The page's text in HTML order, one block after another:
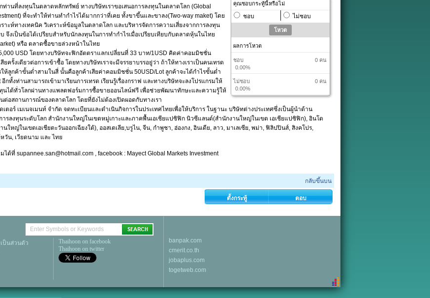
คุณชอบกระทู้นี้หรือไม่
ชอบ ไม่ชอบ
ผลการโหวต
ชอบ
0.00%
0 คน
ไม่ชอบ
0.00%
0 คน
ท่านที่ลงทุนในตลาดหลักทรัพย์ ทางบริษัทเราขอเสนอการลงทุนในตลาดโลก (Global
ที่จะทำให้ท่านทำกำไรได้มากกว่าที่เคย ทั้งขาขึ้นและขาลง(Two-way maket) โดย
ราะห์ทางเทคนิค วิเคราะห์ข้อมูลในตลาดโลก และบริหารจัดการความเสี่ยงจากการลงทุน
บ จึงเป็นข้อได้เปรียบสำหรับนักลงทุนในการทำกำไรเมื่อเปรียบเทียบกับตลาดหุ้นในไทย
หรือ ตลาดซื้อขายล่วงหน้าในไทย
USD โดยทางบริษัทจะฟิกอัตตราแลกเปลี่ยนที่ 33 บาท/1USD คิดค่าคอมมิชชั่น
ยครั้งเดียวต่อการเข้าซื้อ โดยทางบริษัทเราจะมีจรรยาบรรอยู่ว่า ถ้าให้ทางเราเป็นคนเทรด
ให้ลูกค้าขั้นต่ำสามในสี่ นั้นคือลูกค้าเสียค่าคอมมิชชั่น 50USD/Lot ลูกค้าจะได้กำไรขั้นต่ำ
อีกทั้งท่านสามารถเข้ามาเรียนการเทรด เรียนรู้เรื่องกราฟ และทางบริษัทจะลงโปรแกรมให้
นได้ทั่วโลกผ่านทางแพลตฟอร์มการซื้อขายออนไลน์ฟรี เพื่อช่วยพัฒนาทักษะและความรู้ให้
ต่อสถานการณ์ของตลาดโลก โดยที่ยังไม่ต้องเปิดผอดกับทางเรา
เตอร์ เมเนจเมนท์ จำกัด จดทะเบียนและดำเนินกิจการในประเทศไทยเพื่อให้บริการ ในฐานะ บริษัทต่างประเทศซึ่งเป็นผู้นำด้าน
ารลงทุนระดับโลก สำนักงานใหญ่ในเขตหมู่เกาะและภาคพื้นเอเชียแปซิฟิก นิวซีแลนด์(สำนักงานใหญ่ในเขต เอเชียแปซิฟิก), อินโด
นใหญ่ในเขตเอเชียตะวันออกเฉียงใต้), ออสเตเลีย,บรูไน, จีน, กำพูชา, ฮ่องกง, อินเดีย, ลาว, มาเลเซีย, พม่า, ฟิลิปปินส์, สิงคโปร,
วัน, เวียดนาม และ ไทย
ด้ที่ supannee.san@hotmail.com , facebook : Mayect Global Markets Investment
กลับขึ้นบน
ตั้งกระทู้ ตอบ
ป็นส่วนตัว
Thaihoon on facebook
Thaihoon on twitter
banpak.com
cmerit.co.th
jobaplus.com
togetweb.com